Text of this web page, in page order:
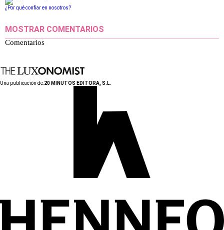
¿Por qué confiar en nosotros?
MOSTRAR COMENTARIOS
Comentarios
Una publicación de:20 MINUTOS EDITORA, S.L.